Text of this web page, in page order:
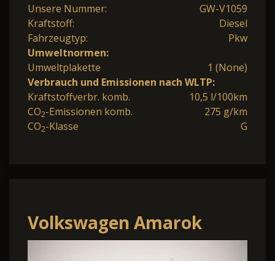
Unsere Nummer:
GW-V1059
Kraftstoff:
Diesel
Fahrzeugtyp:
Pkw
Umweltnormen:
Umweltplakette
1 (None)
Verbrauch und Emissionen nach WLTP:
Kraftstoffverbr. komb.
10,5 l/100km
CO2-Emissionen komb.
275 g/km
CO2-Klasse G
Volkswagen Amarok
Aventura 21"LM Hardtop